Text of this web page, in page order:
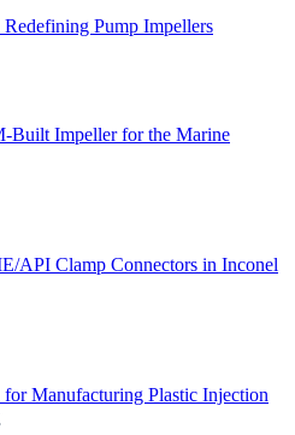
Pump Impellers
Built Impeller for the Marine
API Clamp Connectors in Inconel
Manufacturing Plastic Injection